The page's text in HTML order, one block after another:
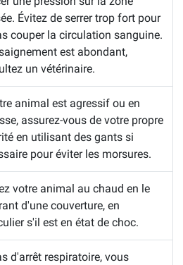
Évitez de serrer trop fort pour
couper la circulation sanguine.
est abondant,
un vétérinaire.
animal est agressif ou en
assurez-vous de votre propre
en utilisant des gants si
pour éviter les morsures.
votre animal au chaud en le
d'une couverture, en
s'il est en état de choc.
d'arrêt respiratoire, vous